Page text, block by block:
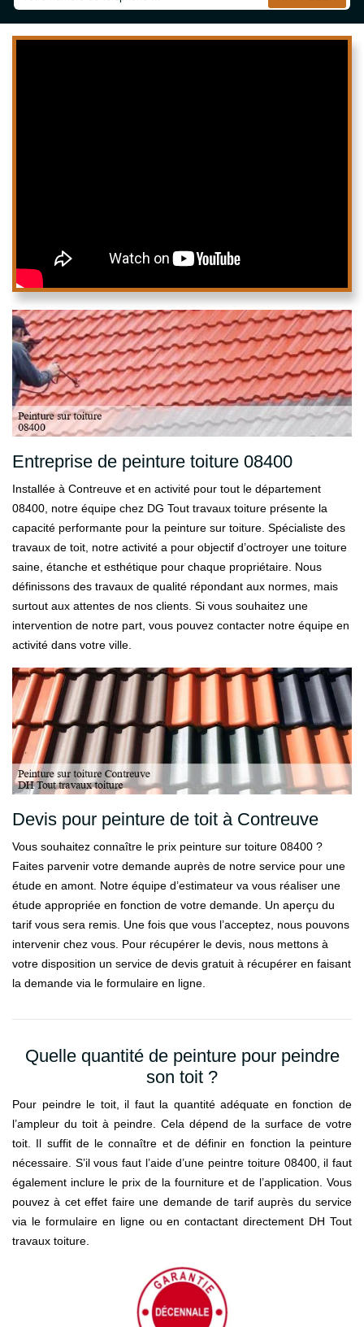
Entreprise de peinture toiture 08400
Installée à Contreuve et en activité pour tout le département
08400, notre équipe chez DG Tout travaux toiture présente la
capacité performante pour la peinture sur toiture. Spécialiste des
travaux de toit, notre activité a pour objectif d’octroyer une toiture
saine, étanche et esthétique pour chaque propriétaire. Nous
définissons des travaux de qualité répondant aux normes, mais
surtout aux attentes de nos clients. Si vous souhaitez une
intervention de notre part, vous pouvez contacter notre équipe en
activité dans votre ville.
Devis pour peinture de toit à Contreuve
Vous souhaitez connaître le prix peinture sur toiture 08400 ?
Faites parvenir votre demande auprès de notre service pour une
étude en amont. Notre équipe d’estimateur va vous réaliser une
étude appropriée en fonction de votre demande. Un aperçu du
tarif vous sera remis. Une fois que vous l’acceptez, nous pouvons
intervenir chez vous. Pour récupérer le devis, nous mettons à
votre disposition un service de devis gratuit à récupérer en faisant
la demande via le formulaire en ligne.
Quelle quantité de peinture pour peindre
son toit ?
Pour peindre le toit, il faut la quantité adéquate en fonction de
l’ampleur du toit à peindre. Cela dépend de la surface de votre
toit. Il suffit de le connaître et de définir en fonction la peinture
nécessaire. S’il vous faut l’aide d’une peintre toiture 08400, il faut
également inclure le prix de la fourniture et de l’application. Vous
pouvez à cet effet faire une demande de tarif auprès du service
via le formulaire en ligne ou en contactant directement DH Tout
travaux toiture.